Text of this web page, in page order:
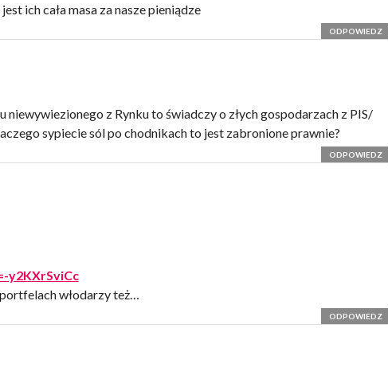
ich cała masa za nasze pieniądze
ODPOWIEDZ
niewywiezionego z Rynku to świadczy o złych gospodarzach z PIS/
sypiecie sól po chodnikach to jest zabronione prawnie?
ODPOWIEDZ
y2KXrSviCc
włodarzy też…
ODPOWIEDZ